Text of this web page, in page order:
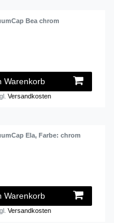
Bea chrom
Warenkorb
Versandkosten
Ela, Farbe: chrom
Warenkorb
Versandkosten